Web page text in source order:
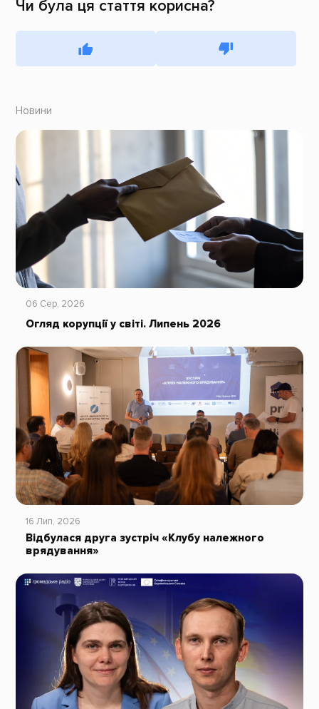
Чи була ця стаття корисна?
Новини
06 Сер, 2026
Огляд корупції у світі. Липень 2026
16 Лип, 2026
Відбулася друга зустріч «Клубу належного
врядування»